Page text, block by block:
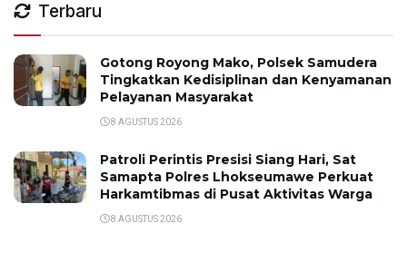
Terbaru
Gotong Royong Mako, Polsek Samudera
Tingkatkan Kedisiplinan dan Kenyamanan
Pelayanan Masyarakat
8 AGUSTUS 2026
Patroli Perintis Presisi Siang Hari, Sat
Samapta Polres Lhokseumawe Perkuat
Harkamtibmas di Pusat Aktivitas Warga
8 AGUSTUS 2026